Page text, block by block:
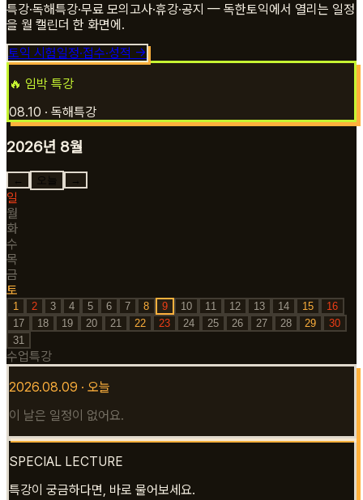
특강·독해특강·무료 모의고사·휴강·공지 — 독한토익에서 열리는 일정
을 월 캘린더 한 화면에.
토익 시험일정·접수·성적 →
🔥 임박 특강
08.10 · 독해특강
2026년 8월
← 오늘 →
일
월
화
수
목
금
토
1 2 3 4 5 6 7 8 9 10 11 12 13 14 15
16
17
18 19 20 21 22 23 24 25 26 27 28 29
30
31
수업특강
2026.08.09 · 오늘
이 날은 일정이 없어요.
SPECIAL LECTURE
특강이 궁금하다면, 바로 물어보세요.